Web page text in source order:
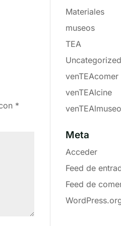
*
Materiales
museos
TEA
Uncategorized
venTEAcomer
venTEAlcine
venTEAlmuseo
Meta
Acceder
Feed de
Feed de